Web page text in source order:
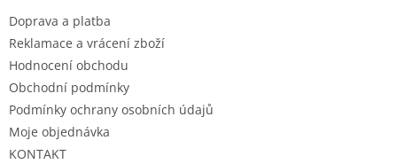
Doprava a platba
Reklamace a vrácení zboží
Hodnocení obchodu
Obchodní podmínky
Podmínky ochrany osobních údajů
Moje objednávka
KONTAKT